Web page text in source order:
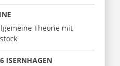
Theorie mit
ISERNHAGEN